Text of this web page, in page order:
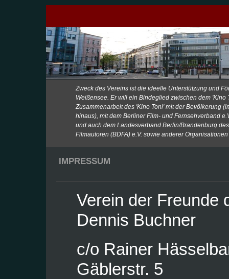
Zweck des Vereins ist die ideelle Unterstützung und
Weißensee. Er will ein Bindeglied zwischen dem
Zusammenarbeit des 'Kino Toni' mit der Bevölkerung
hinaus), mit dem Berliner Film- und Fernsehverband
und auch dem Landesverband Berlin/Brandenburg
Filmautoren (BDFA) e.V. sowie anderer
IMPRESSUM
Verein der Freunde
Dennis Buchner
c/o Rainer
Gäblerstr. 5